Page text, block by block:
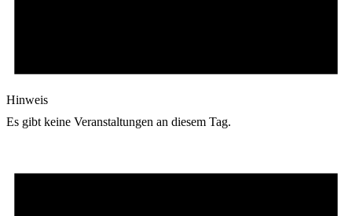
Hinweis
Es gibt keine Veranstaltungen an diesem Tag.